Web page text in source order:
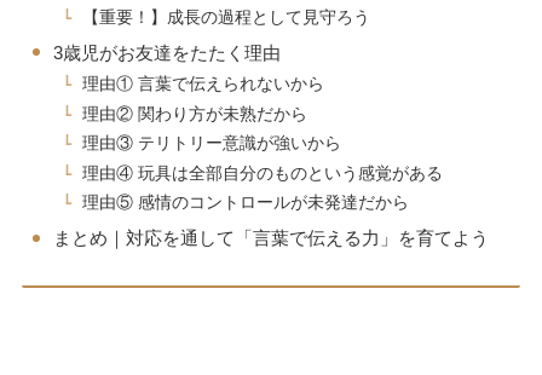
【重要！】成長の過程として見守ろう
3歳児がお友達をたたく理由
理由① 言葉で伝えられないから
理由② 関わり方が未熟だから
理由③ テリトリー意識が強いから
理由④ 玩具は全部自分のものという感覚がある
理由⑤ 感情のコントロールが未発達だから
まとめ｜対応を通して「言葉で伝える力」を育てよう